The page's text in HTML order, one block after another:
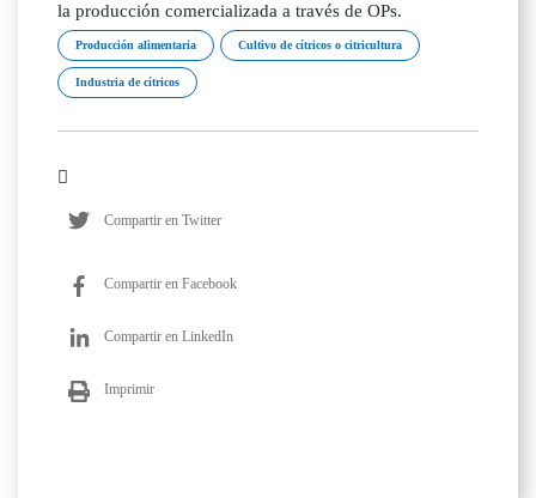
la producción comercializada a través de OPs.
Producción alimentaria Cultivo de cítricos o citricultura
Industria de cítricos
Compartir en Twitter
Compartir en Facebook
Compartir en LinkedIn
Imprimir